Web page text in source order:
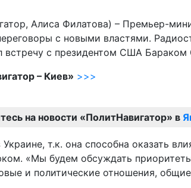
Алиса Филатова) – Премьер-
с новыми властями.
встречу с президентом США
– Киев» >>>
на новости «ПолитНавигатор» в
т.к. она способна оказать
«Мы будем обсуждать
и политические отношения,